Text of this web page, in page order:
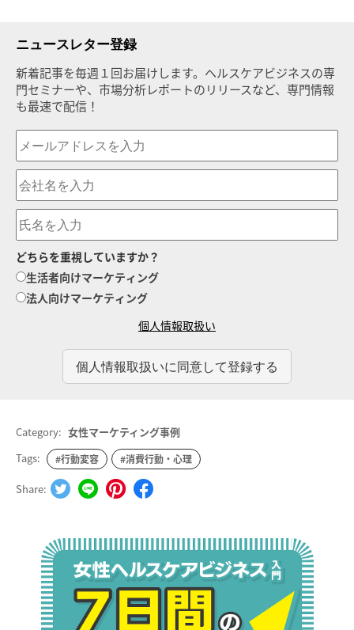
ニュースレター登録
新着記事を毎週１回お届けします。ヘルスケアビジネスの専
門セミナーや、市場分析レポートのリリースなど、専門情報
も最速で配信！
どちらを重視していますか？
生活者向けマーケティング
法人向けマーケティング
個人情報取扱い
Category: 女性マーケティング事例
Tags:
#行動変容 #消費行動・心理
Share: